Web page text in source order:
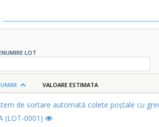
LOT
VALOARE ESTIMATA
de sortare automată colete poștale cu
(LOT-0001)